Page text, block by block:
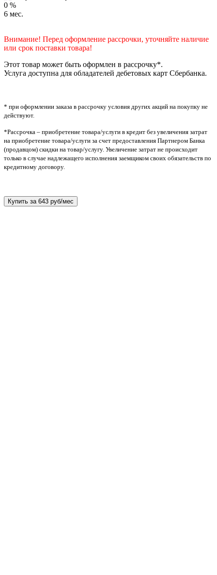
0 %
6 мес.
Внимание! Перед оформление рассрочки, уточняйте наличие
или срок поставки товара!
Этот товар может быть оформлен в рассрочку*.
Услуга доступна для обладателей дебетовых карт Сбербанка.
* при оформлении заказа в рассрочку условия других акций на покупку не
действуют.
*Рассрочка – приобретение товара/услуги в кредит без увеличения затрат
на приобретение товара/услуги за счет предоставления Партнером Банка
(продавцом) скидки на товар/услугу. Увеличение затрат не происходит
только в случае надлежащего исполнения заемщиком своих обязательств по
кредитному договору.
Купить за 643 руб/мес